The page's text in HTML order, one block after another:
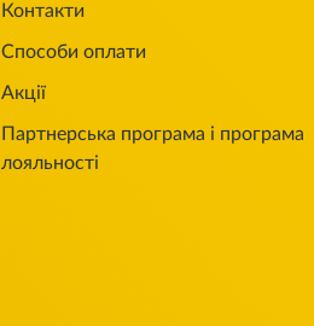
Контакти
Способи оплати
Акції
Партнерська програма і програма
лояльності